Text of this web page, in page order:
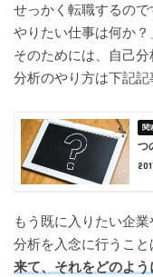
せっかく転職するの
やりたい仕事は何か？
そのためには、自己
分析のやり方は下記記
つ
もう既に入りたい企
分析を入念に行うこと
来て、それをどのよ